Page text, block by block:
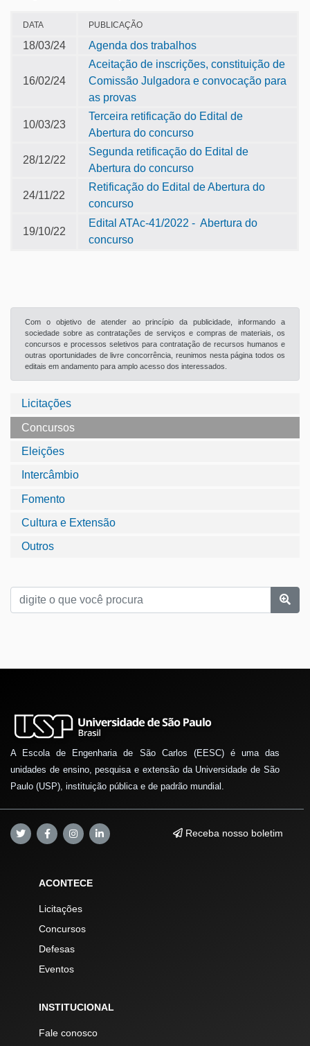
Licitações
Concursos
Eleições
Intercâmbio
Fomento
Cultura e Extensão
Outros
DATA PUBLICAÇÃO
18/03/24 Agenda dos trabalhos
16/02/24
Aceitação de inscrições, constituição de
Comissão Julgadora e convocação para
as provas
10/03/23
Terceira retificação do Edital de
Abertura do concurso
28/12/22
Segunda retificação do Edital de
Abertura do concurso
24/11/22
Retificação do Edital de Abertura do
concurso
19/10/22
Edital ATAc-41/2022 - Abertura do
concurso
Com o objetivo de atender ao princípio da publicidade, informando a
sociedade sobre as contratações de serviços e compras de materiais, os
concursos e processos seletivos para contratação de recursos humanos e
outras oportunidades de livre concorrência, reunimos nesta página todos os
editais em andamento para amplo acesso dos interessados.
A Escola de Engenharia de São Carlos (EESC) é uma das
unidades de ensino, pesquisa e extensão da Universidade de São
Paulo (USP), instituição pública e de padrão mundial.
Receba nosso boletim
ACONTECE
Licitações
Concursos
Defesas
Eventos
INSTITUCIONAL
Fale conosco